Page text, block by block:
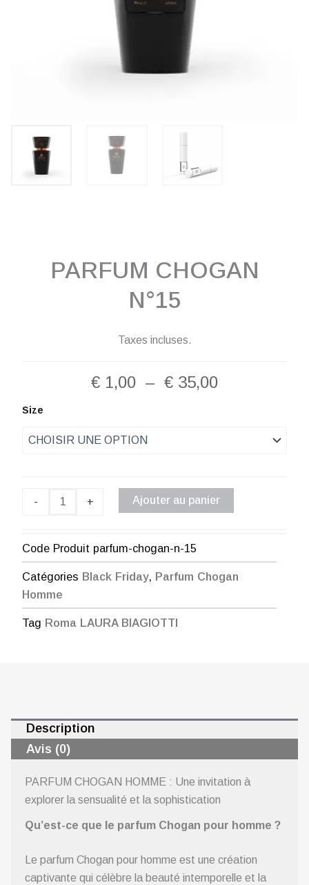
PARFUM CHOGAN
N°15
Taxes incluses.
€ 1,00 – € 35,00Plage
à
€ 35,00
Size
-
quantité
Chogan
+ Ajouter au panier
Code Produit parfum-chogan-n-15
Catégories Black Friday, Parfum Chogan
Homme
Tag Roma LAURA BIAGIOTTI
Description
Avis (0)
PARFUM CHOGAN HOMME : Une invitation à
explorer la sensualité et la sophistication
Qu’est-ce que le parfum Chogan pour homme ?
Le parfum Chogan pour homme est une création
captivante qui célèbre la beauté intemporelle et la